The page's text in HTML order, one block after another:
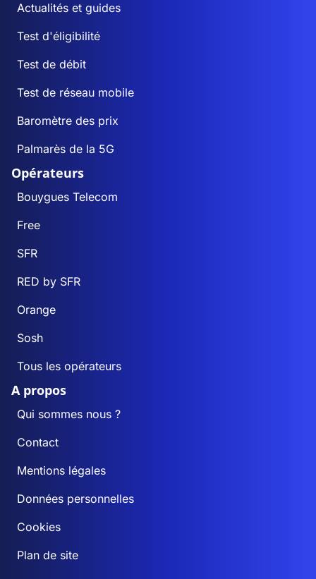
Actualités et guides
Test d'éligibilité
Test de débit
Test de réseau mobile
Baromètre des prix
Palmarès de la 5G
Opérateurs
Bouygues Telecom
Free
SFR
RED by SFR
Orange
Sosh
Tous les opérateurs
A propos
Qui sommes nous ?
Contact
Mentions légales
Données personnelles
Cookies
Plan de site